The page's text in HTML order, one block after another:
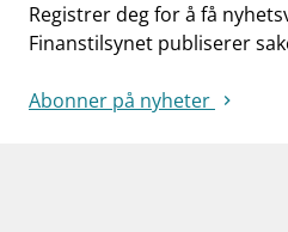
Registrer deg for å få
Finanstilsynet publiserer
Abonner på nyheter